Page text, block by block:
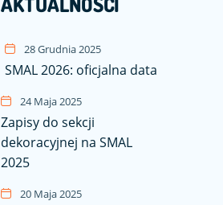
28 Grudnia 2025
SMAL 2026: oficjalna data
24 Maja 2025
Zapisy do sekcji
dekoracyjnej na SMAL
2025
20 Maja 2025